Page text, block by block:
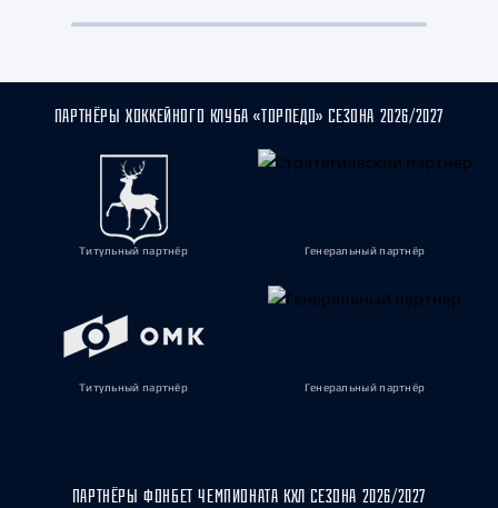
ПАРТНЁРЫ ХОККЕЙНОГО КЛУБА «ТОРПЕДО» СЕЗОНА 2026/2027
Титульный партнёр Генеральный партнёр
Титульный партнёр Генеральный партнёр
ПАРТНЁРЫ ФОНБЕТ ЧЕМПИОНАТА КХЛ СЕЗОНА 2026/2027